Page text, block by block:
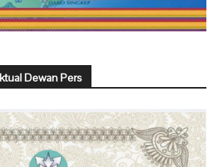
Dewan Pers